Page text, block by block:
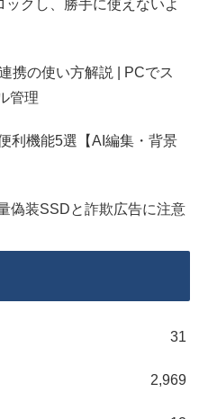
クし、勝手に使えないよ
携の使い方解説 | PCでス
管理
利機能5選【AI編集・背景
偽装SSDと詐欺広告に注意
31
2,969